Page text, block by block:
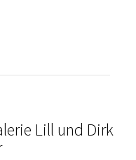
Lill und Dirk